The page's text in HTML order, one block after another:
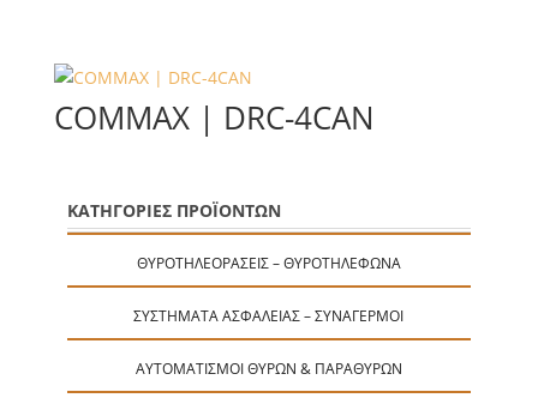
COMMAX | DRC-4CAN
ΚΑΤΗΓΟΡΙΕΣ ΠΡΟΪΟΝΤΩΝ
ΘΥΡΟΤΗΛΕΟΡΆΣΕΙΣ – ΘΥΡΟΤΗΛΈΦΩΝΑ
ΣΥΣΤΉΜΑΤΑ ΑΣΦΑΛΕΊΑΣ – ΣΥΝΑΓΕΡΜΟΊ
ΑΥΤΟΜΑΤΙΣΜΟΊ ΘΥΡΏΝ & ΠΑΡΑΘΎΡΩΝ